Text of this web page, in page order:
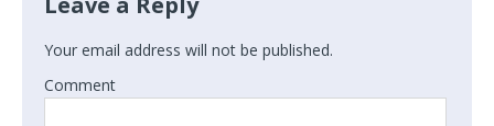
Your email address will not be published.
Comment